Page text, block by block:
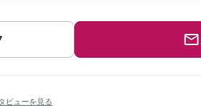
ビューを見る